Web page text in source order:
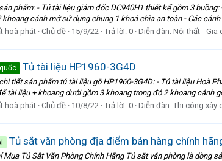
phẩm: - Tủ tài liệu giám đốc DC940H1 thiết kế gồm 3
khoang cánh mở sử dụng chung 1 khoá chìa an toàn - Các
hoà phát Chủ đề 15/9/22 Trả lời: 0 Diễn đàn: Nội thất - Gia
Tủ tài liệu HP1960-3G4D
tiết sản phẩm tủ tài liệu gỗ HP1960-3G4D: - Tủ tài liệu Hoà
tài liệu + khoang dưới gồm 3 khoang trong đó 2 khoang cánh
hoà phát Chủ đề 10/8/22 Trả lời: 0 Diễn đàn: Thi công xây
Tủ sắt văn phòng địa điểm bán hàng chính
Mua Tủ Sắt Văn Phòng Chính Hãng Tủ sắt văn phòng là dòng